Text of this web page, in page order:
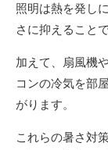
照明は熱を発し
さに抑えること
加えて、扇風機
コンの冷気を部
がります。
これらの暑さ対